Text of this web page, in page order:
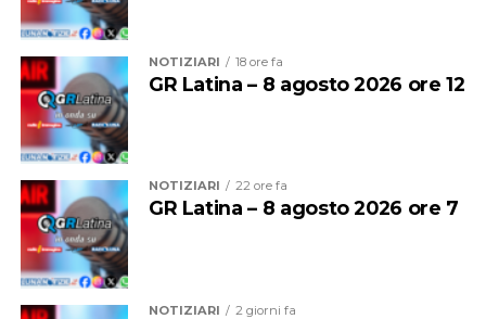
Per entrambe le giornate sarà quindi vietato
campeggiare e accendere fuochi o falò
spiagge del litorale comunale.
NOTIZIARI 18 ore fa
GR Latina – 8 agosto 2026 ore 12
NOTIZIARI 22 ore fa
GR Latina – 8 agosto 2026 ore 7
NOTIZIARI 2 giorni fa